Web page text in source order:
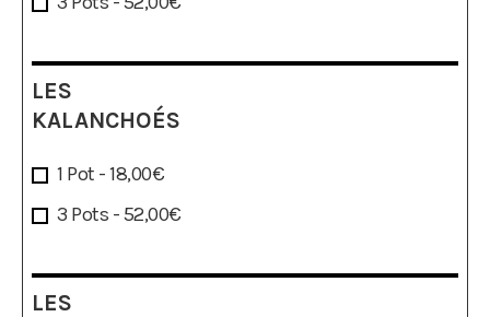
LES
KALANCHOÉS
1 Pot - 18,00€
3 Pots - 52,00€
LES